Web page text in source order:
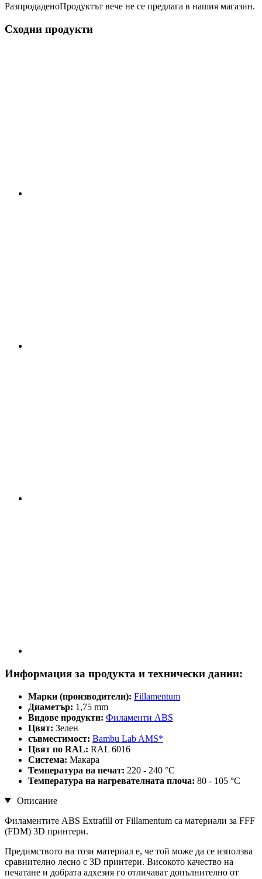
РазпродаденоПродуктът вече не се предлага в нашия магазин.
Сходни продукти
Информация за продукта и технически данни:
Марки (производители): Fillamentum
Диаметър: 1,75 mm
Видове продукти: Филаменти ABS
Цвят: Зелен
съвместимост: Bambu Lab AMS*
Цвят по RAL: RAL 6016
Система: Макара
Температура на печат: 220 - 240 °C
Температура на нагревателната плоча: 80 - 105 °C
Описание
Филаментите ABS Extrafill от Fillamentum са материали за FFF
(FDM) 3D принтери.
Предимството на този материал е, че той може да се използва
сравнително лесно с 3D принтери. Високото качество на
печатане и добрата адхезия го отличават допълнително от